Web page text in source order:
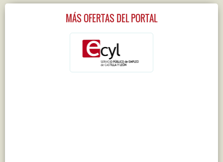
MÁS OFERTAS DEL PORTAL